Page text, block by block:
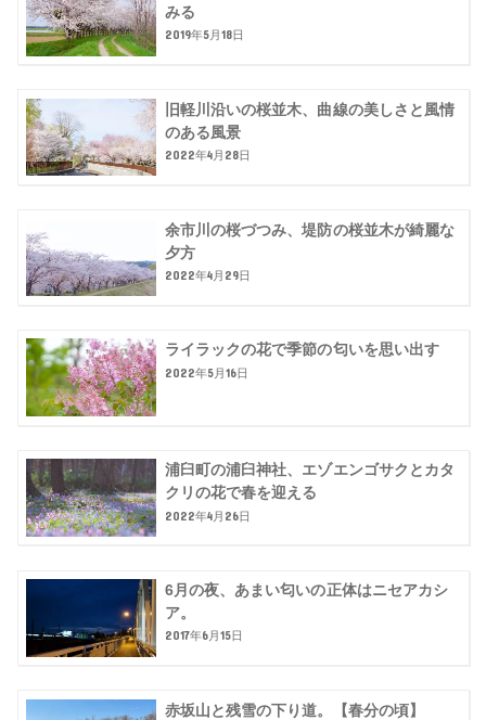
みる
2019年5月18日
旧軽川沿いの桜並木、曲線の美しさと風情
のある風景
2022年4月28日
余市川の桜づつみ、堤防の桜並木が綺麗な
夕方
2022年4月29日
ライラックの花で季節の匂いを思い出す
2022年5月16日
浦臼町の浦臼神社、エゾエンゴサクとカタ
クリの花で春を迎える
2022年4月26日
6月の夜、あまい匂いの正体はニセアカシ
ア。
2017年6月15日
赤坂山と残雪の下り道。【春分の頃】